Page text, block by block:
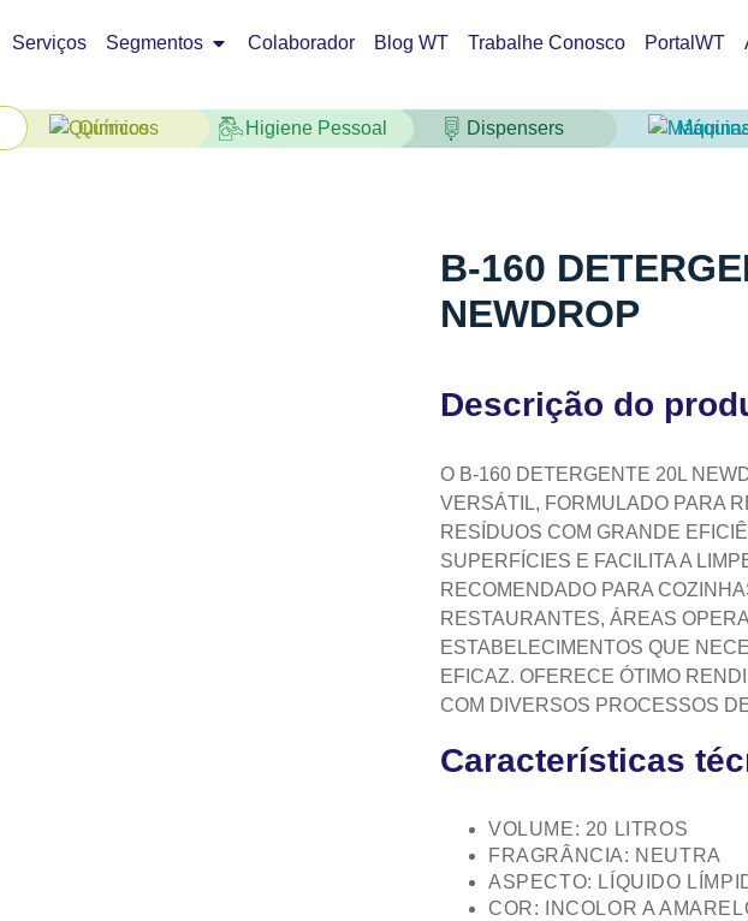
Serviços Segmentos Colaborador Blog WT Trabalhe Conosco PortalWT
Químicos Higiene Pessoal Dispensers
B-160
NEWDROP
Descrição do
O B-160 DETERGENTE 20L
VERSÁTIL, FORMULADO PARA
RESÍDUOS COM GRANDE
SUPERFÍCIES E FACILITA A
RECOMENDADO PARA
RESTAURANTES, ÁREAS
ESTABELECIMENTOS QUE
EFICAZ. OFERECE ÓTIMO
COM DIVERSOS PROCESSOS
Características
VOLUME: 20 LITROS
FRAGRÂNCIA: NEUTRA
ASPECTO: LÍQUIDO
COR: INCOLOR A